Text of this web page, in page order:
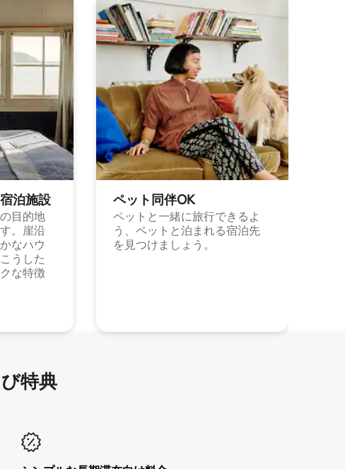
泊施⁠設
目的地
。崖沿
なハウ
うした
な特徴
ペット同⁠伴OK
ペットと一緒に旅行できるよ
う、ペットと泊まれる宿泊先
を見つけましょう。
特⁠典